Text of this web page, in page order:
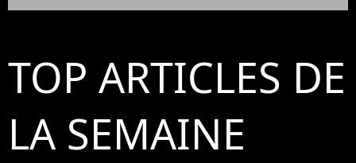
TOP ARTICLES DE
LA SEMAINE